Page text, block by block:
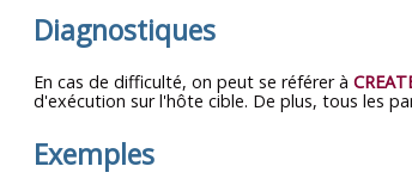
Diagnostiques
En cas de difficulté, on peut se référer à
d'exécution sur l'hôte cible. De plus, tous les
Exemples